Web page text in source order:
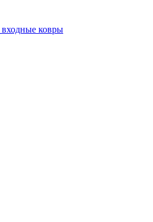
входные ковры